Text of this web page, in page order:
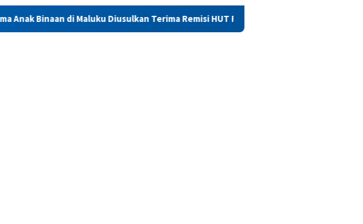
Diusulkan Terima Remisi HUT RI Saadiah Apresiasi Pembinaan dan